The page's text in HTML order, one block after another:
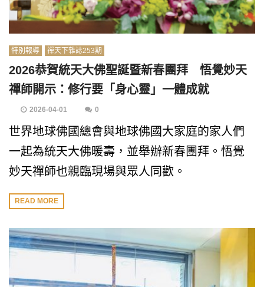
特別報導 禪天下雜誌253期
2026恭賀統天大佛聖誕暨新春團拜 悟覺妙天
禪師開示：修行要「身心靈」一體成就
2026-04-01 0
世界地球佛國總會與地球佛國大家庭的家人們
一起為統天大佛暖壽，並舉辦新春團拜。悟覺
妙天禪師也親臨現場與眾人同歡。
READ MORE